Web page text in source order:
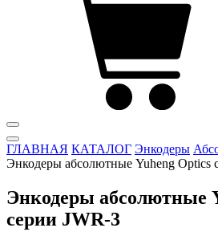
ГЛАВНАЯ КАТАЛОГ Энкодеры
Энкодеры абсолютные Yuheng Optics
Энкодеры абсолютные
серии JWR-3